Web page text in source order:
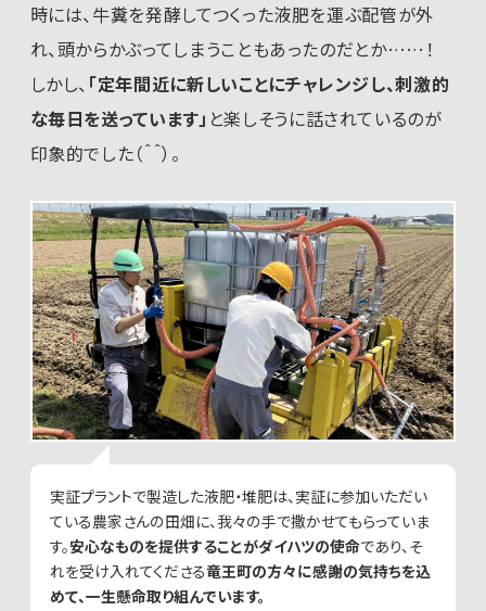
時には、牛糞を発酵してつくった液肥を運ぶ配管が外
れ、頭からかぶってしまうこともあったのだとか……！
しかし、 「定年間近に新しいことにチャレンジし、刺激的
な毎日を送っています」 と楽しそうに話されているのが
印象的でした（＾＾）。
実証プラントで製造した液肥・堆肥は、実証に参加いただい
ている農家さんの田畑に、我々の手で撒かせてもらっていま
す。安心なものを提供することがダイハツの使命であり、そ
れを受け入れてくださる竜王町の方々に感謝の気持ちを込
めて、一生懸命取り組んでいます。